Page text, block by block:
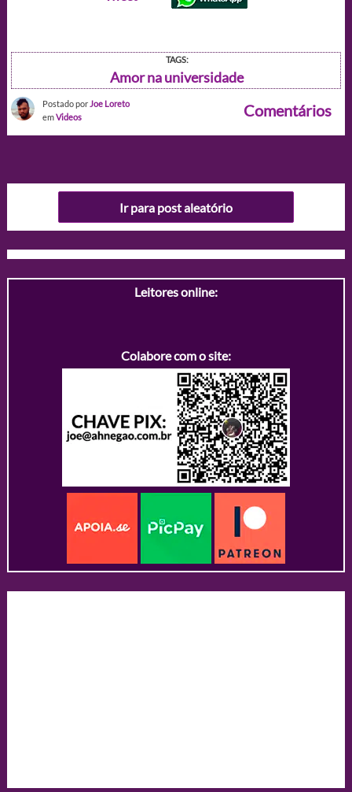
TAGS:
Amor na universidade
Postado por Joe Loreto
emVideos Comentários
Ir para post aleatório
Leitores online:
Colabore com o site: